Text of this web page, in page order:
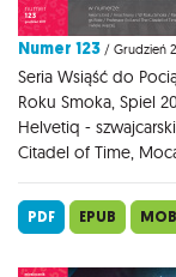
Numer 123 / Grudzień
Seria Wsiąść do
Roku Smoka, Spiel
Helvetiq -
Citadel of Time,
PDF EPUB